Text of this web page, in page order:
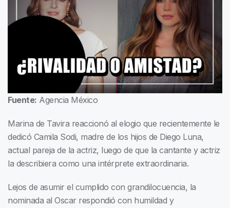
Fuente: Agencia México
Marina de Tavira reaccionó al elogio que recientemente le
dedicó Camila Sodi, madre de los hijos de Diego Luna,
actual pareja de la actriz, luego de que la cantante y actriz
la describiera como una intérprete extraordinaria.
Lejos de asumir el cumplido con grandilocuencia, la
nominada al Oscar respondió con humildad y